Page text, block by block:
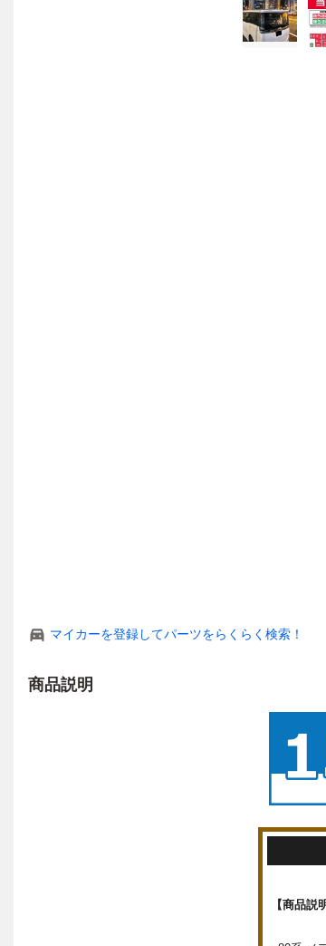
マイカーを登録してパーツをらくらく検索！
商品説明